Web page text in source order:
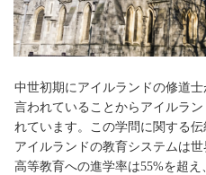
中世初期にアイルランドの修道
言われていることからアイルラ
れています。この学問に関する伝
アイルランドの教育システムは
高等教育への進学率は55%を超